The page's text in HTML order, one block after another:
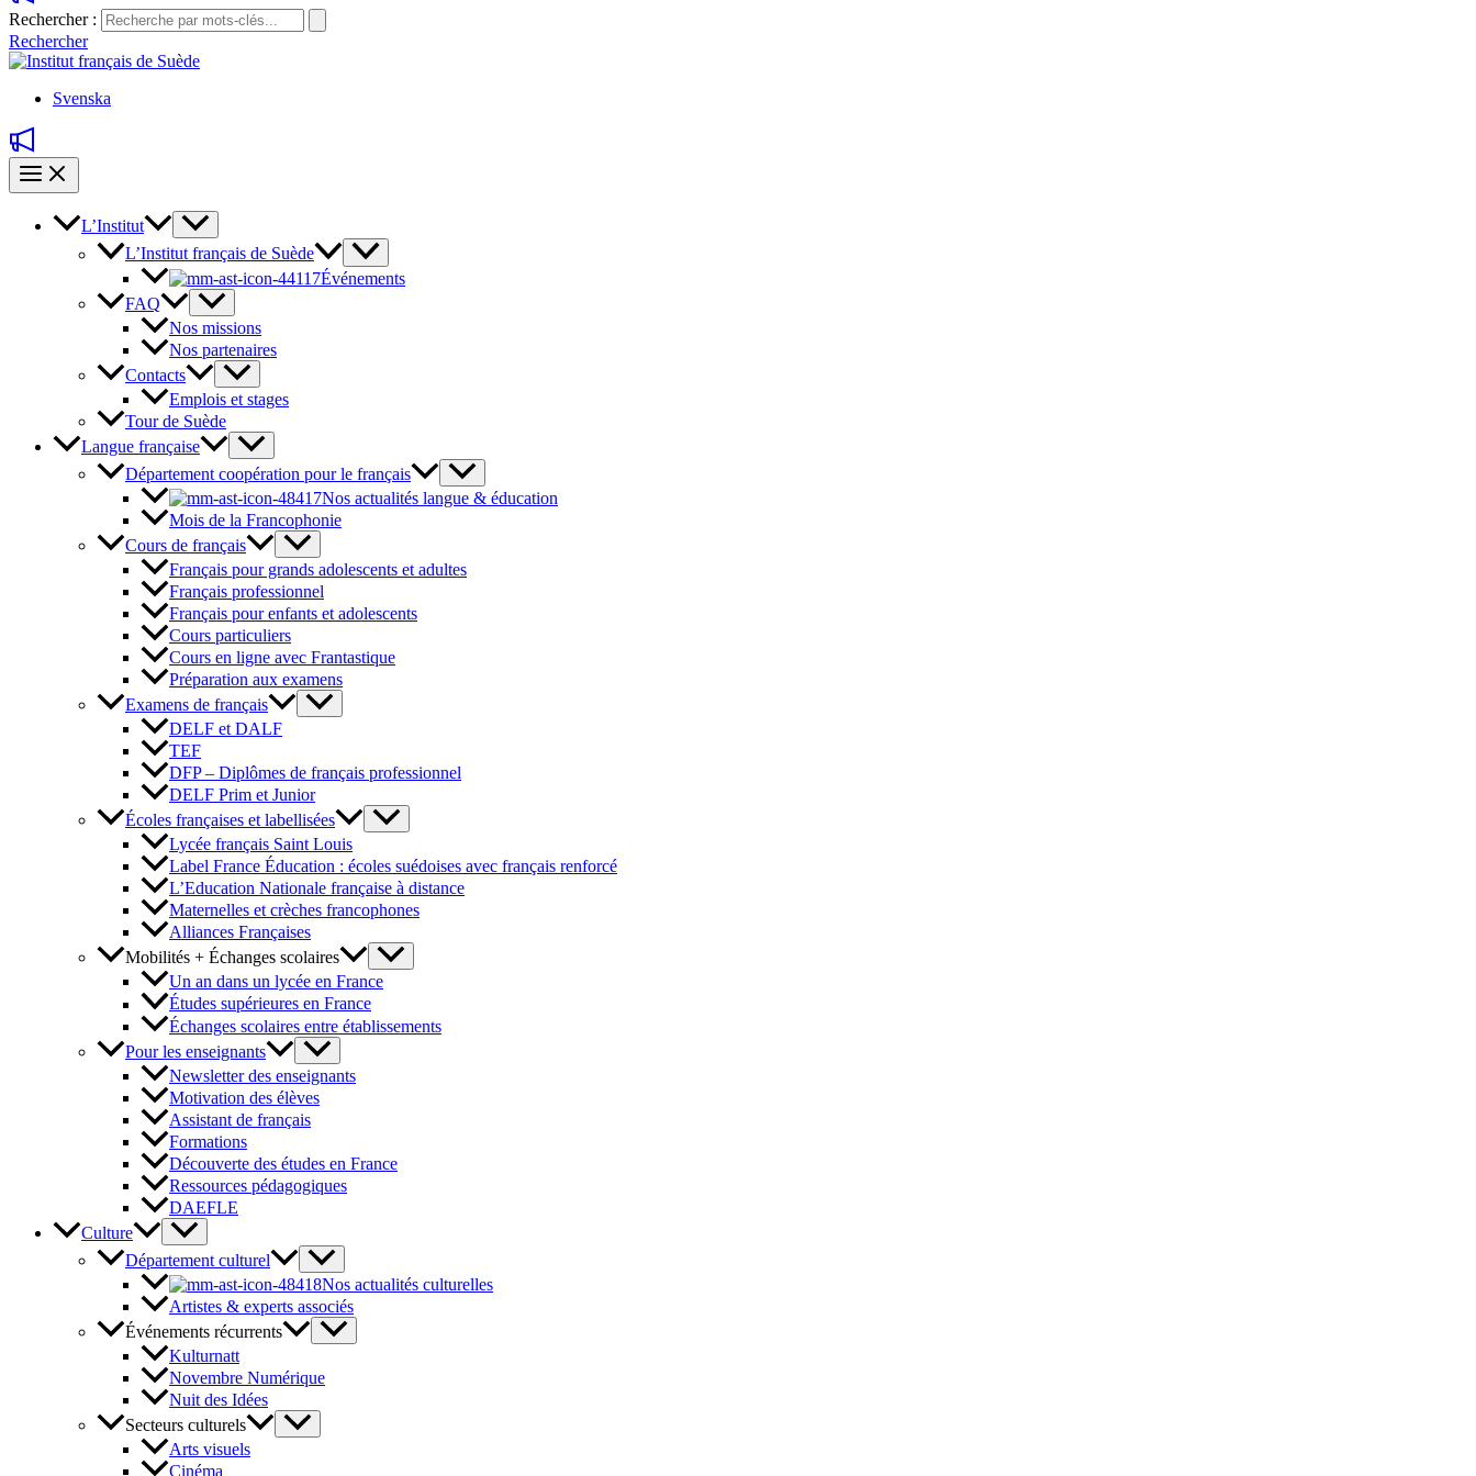
Rechercher :
Rechercher
Svenska
L’Institut
L’Institut français de Suède
Événements
FAQ
Nos missions
Nos partenaires
Contacts
Emplois et stages
Tour de Suède
Langue française
Département coopération pour le français
Nos actualités langue & éducation
Mois de la Francophonie
Cours de français
Français pour grands adolescents et adultes
Français professionnel
Français pour enfants et adolescents
Cours particuliers
Cours en ligne avec Frantastique
Préparation aux examens
Examens de français
DELF et DALF
TEF
DFP – Diplômes de français professionnel
DELF Prim et Junior
Écoles françaises et labellisées
Lycée français Saint Louis
Label France Éducation : écoles suédoises avec français renforcé
L’Education Nationale française à distance
Maternelles et crèches francophones
Alliances Françaises
Mobilités + Échanges scolaires
Un an dans un lycée en France
Études supérieures en France
Échanges scolaires entre établissements
Pour les enseignants
Newsletter des enseignants
Motivation des élèves
Assistant de français
Formations
Découverte des études en France
Ressources pédagogiques
DAEFLE
Culture
Département culturel
Nos actualités culturelles
Artistes & experts associés
Événements récurrents
Kulturnatt
Novembre Numérique
Nuit des Idées
Secteurs culturels
Arts visuels
Cinéma